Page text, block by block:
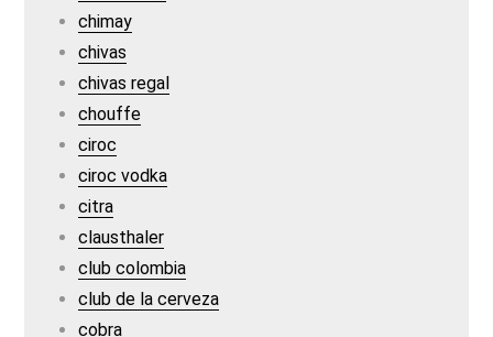
chimay
chivas
chivas regal
chouffe
ciroc
ciroc vodka
citra
clausthaler
club colombia
club de la cerveza
cobra